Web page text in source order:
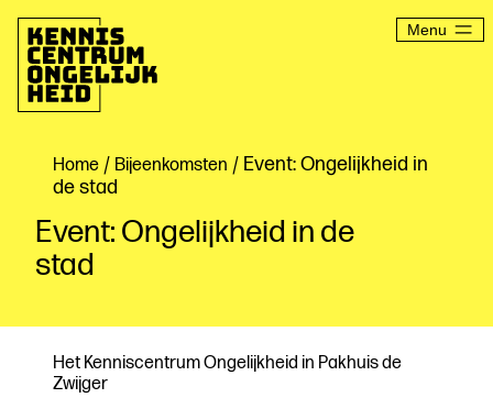
naar
inhoud
Menu
Home / Bijeenkomsten / Event: Ongelijkheid in
de stad
Event: Ongelijkheid in de
stad
Het Kenniscentrum Ongelijkheid in Pakhuis de
Zwijger